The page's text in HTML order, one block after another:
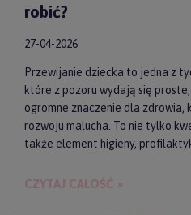
robić?
27-04-2026
Przewijanie dziecka to jedna z
które z pozoru wydają się
ogromne znaczenie dla zdrowia,
rozwoju malucha. To nie tylko
także element higieny,
CZYTAJ CAŁOŚĆ »